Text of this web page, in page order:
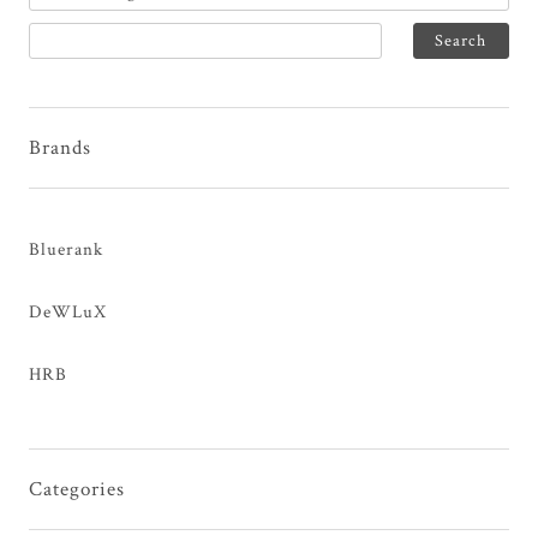
Brands
Bluerank
DeWLuX
HRB
Categories